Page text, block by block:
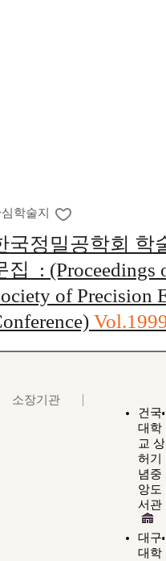
학술지
국정밀공학회 학
집 : (Proceedings
of Precision
소장기관
건국
대학
교 상
허기
념중
앙도
서관
대구
대학